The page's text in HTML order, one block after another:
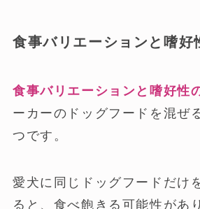
食事バリエーションと嗜好
食事バリエーションと嗜好性
ーカーのドッグフードを混ぜ
つです。
愛犬に同じドッグフードだけ
ると、食べ飽きる可能性があ